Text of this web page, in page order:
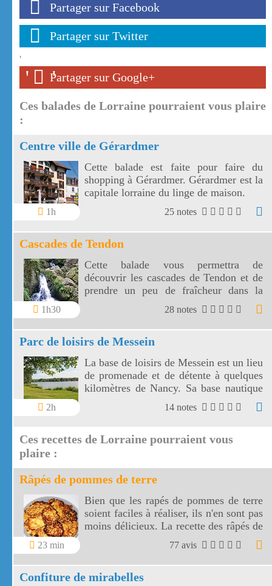
Partager sur Facebook
Partager sur Twitter
'
' '
Partager sur Google+
Ces balades de Lorraine pourraient vous plaire
:
Centre ville de Gérardmer
1h
Cette balade est faite pour faire du
shopping à Gérardmer. Gérardmer est la
capitale lorraine du linge de maison.
25 notes
Cascades de Tendon
1h30
Cette balade vous permettra de
découvrir les cascades de Tendon et de
prendre un peu de fraîcheur dans la
forêt vosgienne entre la petite et la
grande cascade de Tendon.
28 notes
Parc de loisirs de Messein
2h
La base de loisirs de Messein est un lieu
de promenade et de détente à quelques
kilomètres de Nancy. Sa base nautique
utilise un plan d'eau de 14 hectares.
14 notes
Ces recettes de Lorraine pourraient vous
plaire :
Râpés de pommes de terre
23 min
Bien que les rapés de pommes de terre
soient faciles à réaliser, ils n'en sont pas
moins délicieux. La recette des râpés de
pommes de terre a pour base des
produits de la région Lorraine, plus
précisément des Vosges.
77 avis
Confiture de mirabelles